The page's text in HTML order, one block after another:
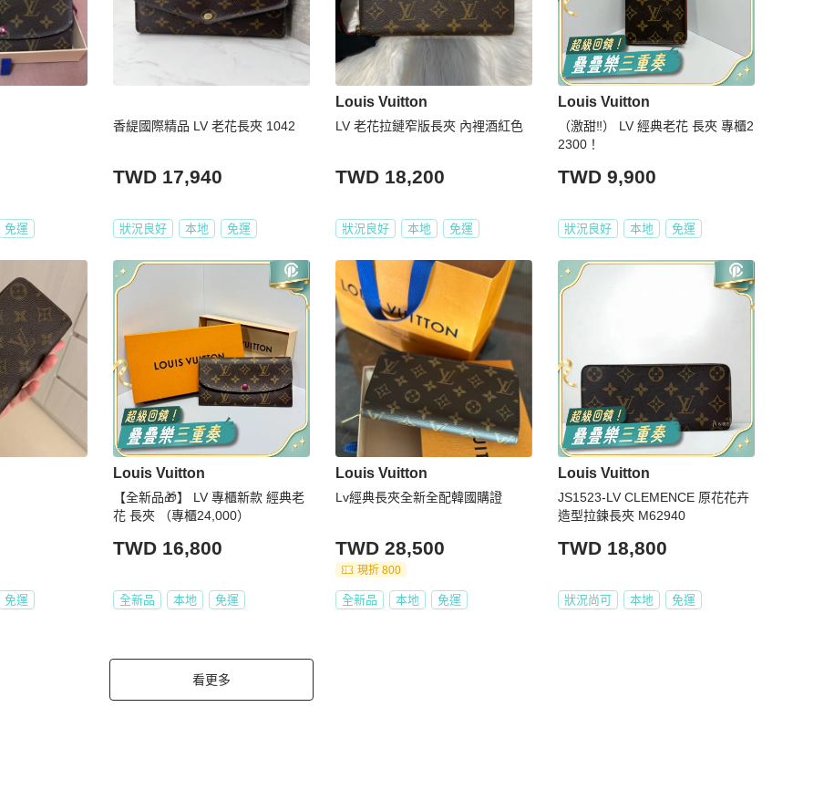
免運
香緹國際精品 LV 老花長夾 1042
TWD 17,940
狀況良好 本地 免運
Louis Vuitton
LV 老花拉鏈窄版長夾 內裡酒紅色
TWD 18,200
狀況良好 本地 免運
Louis Vuitton
（激甜‼️） LV 經典老花 長夾 專櫃2
2300！
TWD 9,900
狀況良好 本地 免運
免運
Louis Vuitton
【全新品🎁】 LV 專櫃新款 經典老
花 長夾 （專櫃24,000）
TWD 16,800
全新品 本地 免運
Louis Vuitton
Lv經典長夾全新全配韓國購證
TWD 28,500
現折 800
全新品 本地 免運
Louis Vuitton
JS1523-LV CLEMENCE 原花花卉
造型拉鍊長夾 M62940
TWD 18,800
狀況尚可 本地 免運
看更多